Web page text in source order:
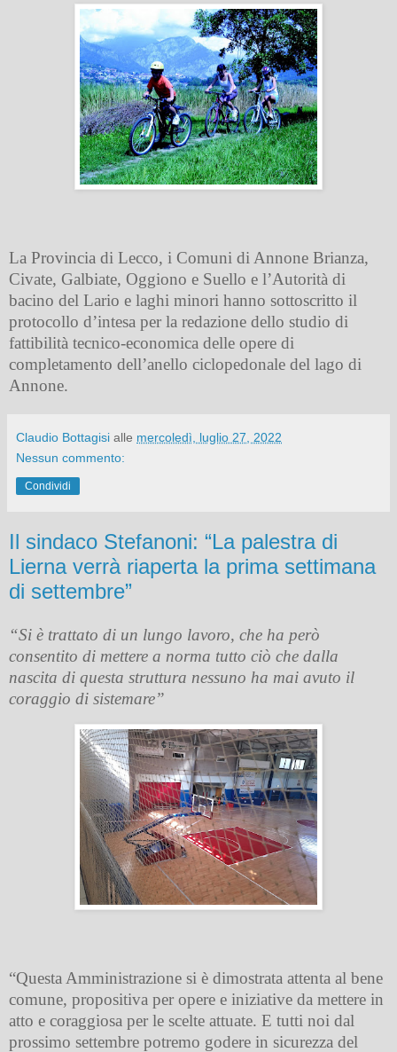
La Provincia di Lecco, i Comuni di Annone Brianza,
Civate, Galbiate, Oggiono e Suello e l’Autorità di
bacino del Lario e laghi minori hanno sottoscritto il
protocollo d’intesa per la redazione dello studio di
fattibilità tecnico-economica delle opere di
completamento dell’anello ciclopedonale del lago di
Annone.
Claudio Bottagisi alle mercoledì, luglio 27, 2022
Nessun commento:
Condividi
Il sindaco Stefanoni: “La palestra di
Lierna verrà riaperta la prima settimana
di settembre”
“Si è trattato di un lungo lavoro, che ha però
consentito di mettere a norma tutto ciò che dalla
nascita di questa struttura nessuno ha mai avuto il
coraggio di sistemare”
“Questa Amministrazione si è dimostrata attenta al bene
comune, propositiva per opere e iniziative da mettere in
atto e coraggiosa per le scelte attuate. E tutti noi dal
prossimo settembre potremo godere in sicurezza del